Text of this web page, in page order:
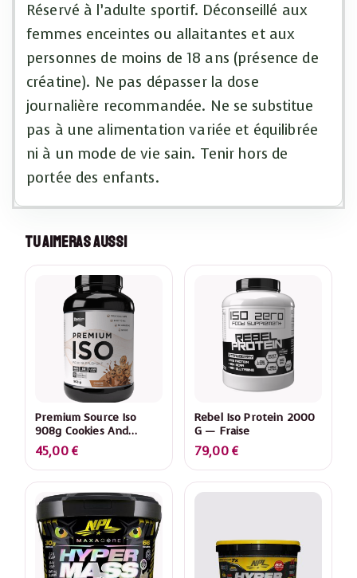
Réservé à l’adulte sportif. Déconseillé aux
femmes enceintes ou allaitantes et aux
personnes de moins de 18 ans (présence de
créatine). Ne pas dépasser la dose
journalière recommandée. Ne se substitue
pas à une alimentation variée et équilibrée
ni à un mode de vie sain. Tenir hors de
portée des enfants.
Tu Aimeras Aussi
Premium Source Iso
908g Cookies And
Cream
45,00 €
Rebel Iso Protein 2000
G — Fraise
79,00 €